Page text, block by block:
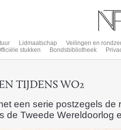
Lidmaatschap Veilingen en
stukken
Bondsbibliotheek
TIJDENS WO2
een serie postzegels de
de Tweede Wereldoorlog